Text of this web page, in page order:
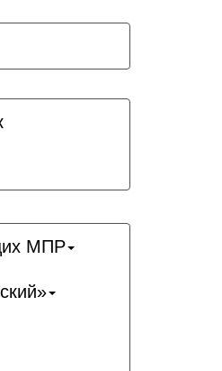
МПР